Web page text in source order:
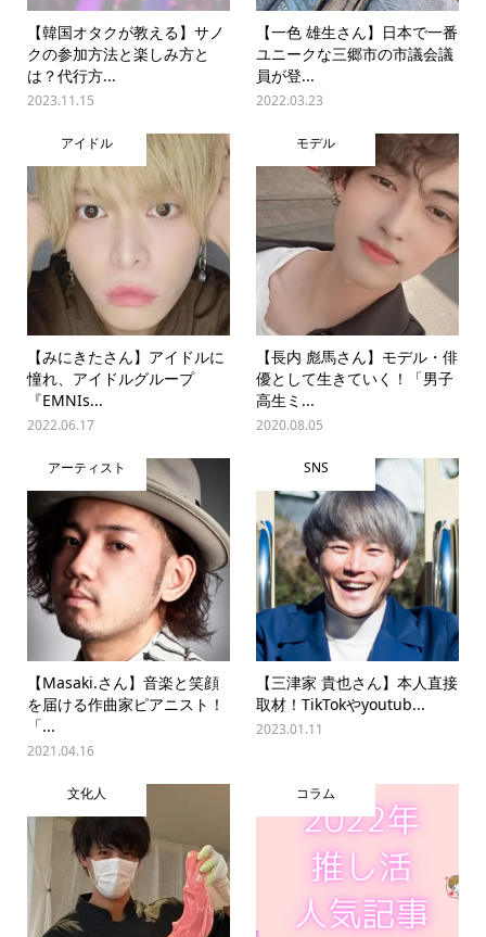
【韓国オタクが教える】サノ
クの参加方法と楽しみ方と
は？代行方...
2023.11.15
【一色 雄生さん】日本で一番
ユニークな三郷市の市議会議
員が登...
2022.03.23
アイドル
【みにきたさん】アイドルに
憧れ、アイドルグループ
『EMNIs...
2022.06.17
モデル
【長内 彪馬さん】モデル・俳
優として生きていく！「男子
高生ミ...
2020.08.05
アーティスト
【Masaki.さん】音楽と笑顔
を届ける作曲家ピアニスト！
「...
2021.04.16
SNS
【三津家 貴也さん】本人直接
取材！TikTokやyoutub...
2023.01.11
文化人 コラム